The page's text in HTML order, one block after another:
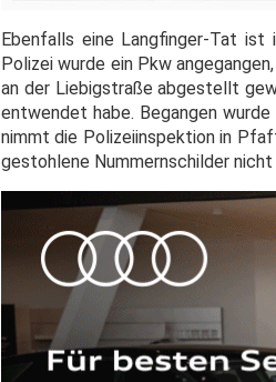
Ebenfalls eine Langfinger-Tat ist
Polizei wurde ein Pkw
an der Liebigstraße abgestellt
entwendet habe. Begangen
nimmt die Polizeiinspektion in
gestohlene Nummernschilder